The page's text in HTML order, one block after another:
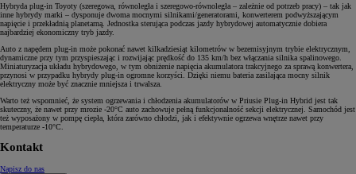
Hybryda plug-in Toyoty (szeregowa, równoległa i szeregowo-równoległa – zależnie od potrzeb pracy) – tak jak
inne hybrydy marki – dysponuje dwoma mocnymi silnikami/generatorami, konwerterem podwyższającym
napięcie i przekładnią planetarną. Jednostka sterująca podczas jazdy hybrydowej automatycznie dobiera
najbardziej ekonomiczny tryb jazdy.
Auto z napędem plug-in może pokonać nawet kilkadziesiąt kilometrów w bezemisyjnym trybie elektrycznym,
dynamiczne przy tym przyspieszając i rozwijając prędkość do 135 km/h bez włączania silnika spalinowego.
Miniaturyzacja układu hybrydowego, w tym obniżenie napięcia akumulatora trakcyjnego za sprawą konwertera,
przynosi w przypadku hybrydy plug-in ogromne korzyści. Dzięki niemu bateria zasilająca mocny silnik
elektryczny może być znacznie mniejsza i trwalsza.
Warto też wspomnieć, że system ogrzewania i chłodzenia akumulatorów w Priusie Plug-in Hybrid jest tak
skuteczny, że nawet przy mrozie -20°C auto zachowuje pełną funkcjonalność sekcji elektrycznej. Samochód jest
też wyposażony w pompę ciepła, która zarówno chłodzi, jak i efektywnie ogrzewa wnętrze nawet przy
temperaturze -10°C.
Kontakt
Napisz do nas